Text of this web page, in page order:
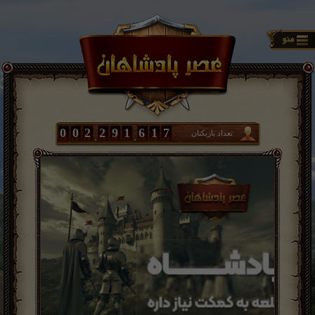
تعداد بازیکنان 0 0 2 2 9 1 6 1 7